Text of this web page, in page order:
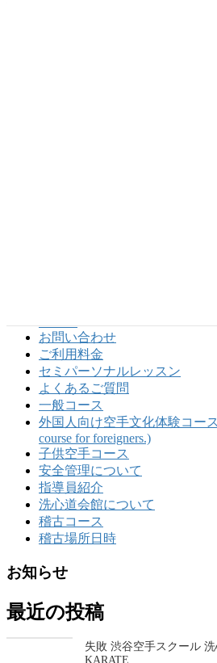
お問い合わせ
ご利用料金
セミパーソナルレッスン
よくあるご質問
一般コース
外国人向け空手文化体験コース
course for foreigners.)
子供空手コース
安全管理について
指導員紹介
洗心道会館について
稽古コース
稽古場所日時
お知らせ
最近の投稿
失敗 渋谷空手スクール
KARATE